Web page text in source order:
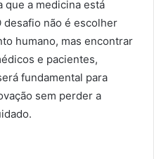
que a medicina está
desafio não é escolher
humano, mas encontrar
e pacientes,
fundamental para
sem perder a